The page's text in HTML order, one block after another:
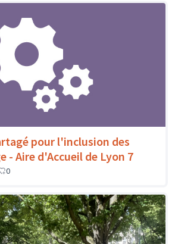
pour l'inclusion des
- Aire d'Accueil de Lyon 7
0